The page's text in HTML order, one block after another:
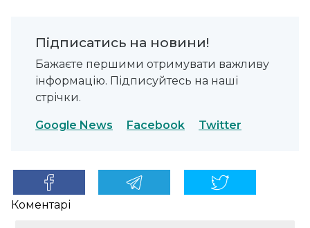
Підписатись на новини!
Бажаєте першими отримувати важливу
інформацію. Підписуйтесь на наші
стрічки.
Google News Facebook Twitter
Коментарі